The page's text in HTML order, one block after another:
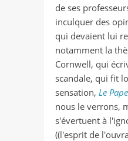
de ses
inculquer des
qui devaient lui
notamment la
Cornwell, qui
scandale, qui fit
sensation, Le
nous le verrons,
s'évertuent à
((l'esprit de